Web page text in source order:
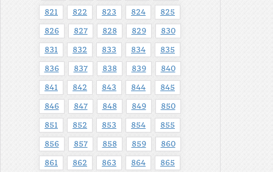
821 822 823 824 825
826 827 828 829 830
831 832 833 834 835
836 837 838 839 840
841 842 843 844 845
846 847 848 849 850
851 852 853 854 855
856 857 858 859 860
861 862 863 864 865